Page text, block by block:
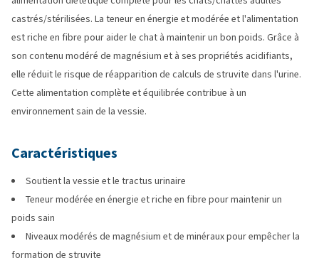
castrés/stérilisées. La teneur en énergie et modérée et l'alimentation
est riche en fibre pour aider le chat à maintenir un bon poids. Grâce à
son contenu modéré de magnésium et à ses propriétés acidifiants,
elle réduit le risque de réapparition de calculs de struvite dans l'urine.
Cette alimentation complète et équilibrée contribue à un
environnement sain de la vessie.
Caractéristiques
Soutient la vessie et le tractus urinaire
Teneur modérée en énergie et riche en fibre pour maintenir un
poids sain
Niveaux modérés de magnésium et de minéraux pour empêcher la
formation de struvite